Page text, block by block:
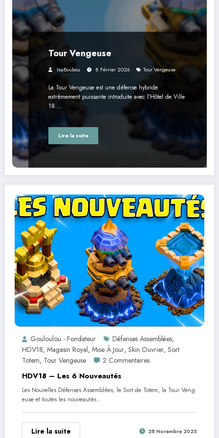
Tour Vengeuse
IsaBoubou 8 Février 2026 Tour Vengeuse
La Tour Vengeuse est une défense hybride
extrêmement puissante introduite avec l’Hôtel de Ville
18.…
Lire la suite
Gouloulou - Fondateur Défenses Assemblées,
HDV18, Magasin Royal, Mise À Jour, Skin Ouvrier, Sort
Totem, Tour Vengeuse 2 Commentaires
HDV18 – Les 6 Nouveautés
Les Nouvelles Défenses Assemblées, le Sort de Totem, la Tour Veng
euse et toutes les nouveautés…
Lire la suite 28 Novembre 2025